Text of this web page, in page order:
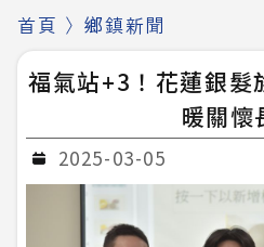
首頁 〉鄉鎮新聞
福氣站+3！花蓮銀髮
暖關懷
2025-03-05